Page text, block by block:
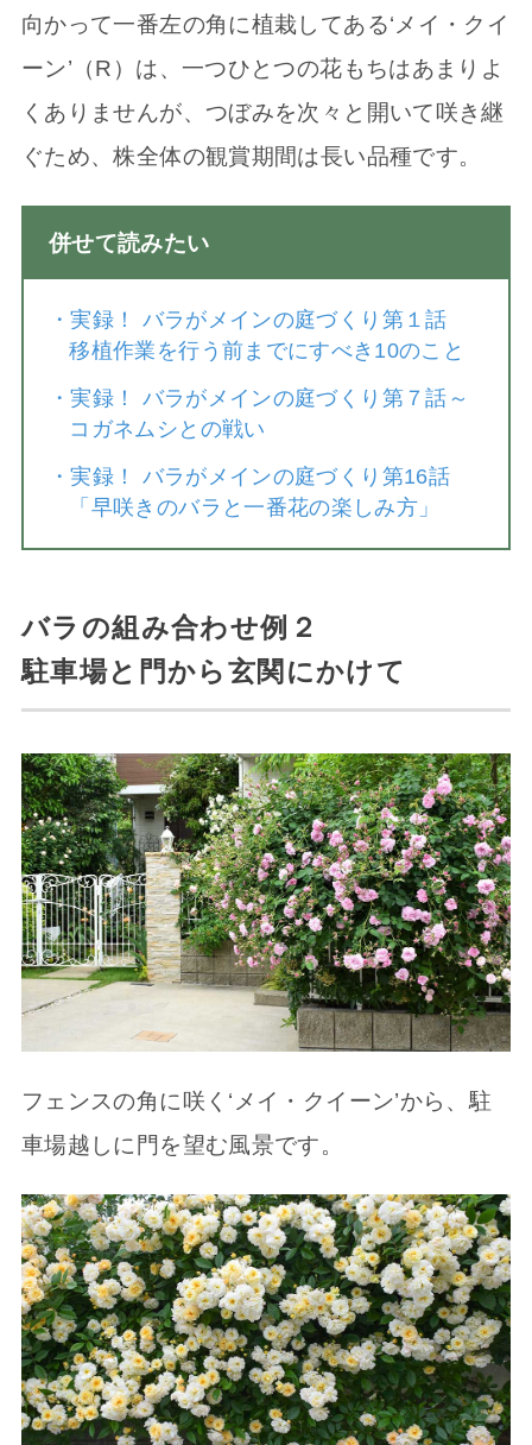
向かって一番左の角に植栽してある‘メイ・クイ
ーン’（R）は、一つひとつの花もちはあまりよ
くありませんが、つぼみを次々と開いて咲き継
ぐため、株全体の観賞期間は長い品種です。
併せて読みたい
・実録！ バラがメインの庭づくり第１話
移植作業を行う前までにすべき10のこと
・実録！ バラがメインの庭づくり第７話～
コガネムシとの戦い
・実録！ バラがメインの庭づくり第16話
「早咲きのバラと一番花の楽しみ方」
バラの組み合わせ例２
駐車場と門から玄関にかけて
フェンスの角に咲く‘メイ・クイーン’から、駐
車場越しに門を望む風景です。